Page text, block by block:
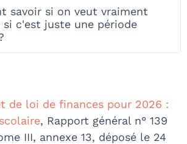
savoir si on veut vraiment
c'est juste une période
de loi de finances pour 2026 :
, Rapport général n° 139
III, annexe 13, déposé le 24